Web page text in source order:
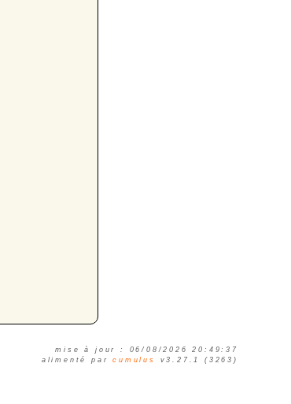
mise à jour : 06/08/2026 20:49:37
alimenté parcumulus v3.27.1 (3263)